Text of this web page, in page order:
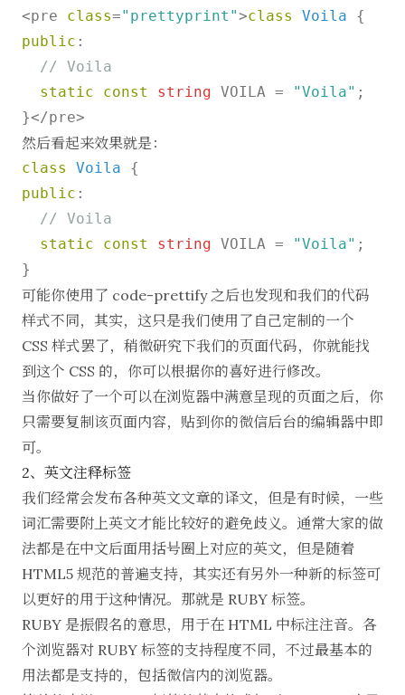
<pre class="prettyprint">class Voila
public :
// Voila
static
const string VOILA = "Voila" ;
然后看起来效果就是：
class Voila
public :
// Voila
static
const string VOILA = "Voila" ;
可能你使用了 code-prettify 之后也发现和我们的代码
样式不同，其实，这只是我们使用了自己定制的一个
CSS 样式罢了，稍微研究下我们的页面代码，你就能找
到这个 CSS 的，你可以根据你的喜好进行修改。
当你做好了一个可以在浏览器中满意呈现的页面之后，你
只需要复制该页面内容，贴到你的微信后台的编辑器中即
可。
2、英文注释标签
我们经常会发布各种英文文章的译文，但是有时候，一些
词汇需要附上英文才能比较好的避免歧义。通常大家的做
法都是在中文后面用括号圈上对应的英文，但是随着
HTML5 规范的普遍支持，其实还有另外一种新的标签可
以更好的用于这种情况。那就是 RUBY 标签。
RUBY 是振假名的意思，用于在 HTML 中标注注音。各
个浏览器对 RUBY 标签的支持程度不同，不过最基本的
用法都是支持的，包括微信内的浏览器。